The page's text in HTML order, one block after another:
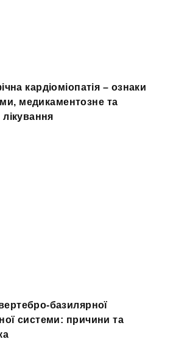
кардіоміопатія – ознаки
медикаментозне та
лікування
базилярної
системи: причини та